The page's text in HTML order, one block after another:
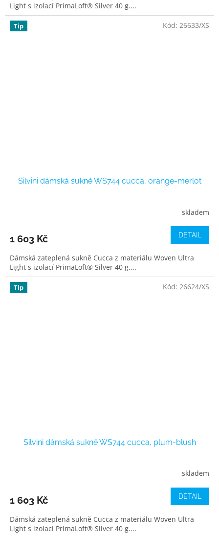
Light s izolací PrimaLoft® Silver 40 g....
Tip
Silvini dámská sukně WS744 cucca, orange-merlot
skladem
1 603 Kč DETAIL
Dámská zateplená sukně Cucca z materiálu Woven Ultra
Light s izolací PrimaLoft® Silver 40 g....
Kód: 26633/XS
Tip
Silvini dámská sukně WS744 cucca, plum-blush
skladem
1 603 Kč DETAIL
Dámská zateplená sukně Cucca z materiálu Woven Ultra
Light s izolací PrimaLoft® Silver 40 g....
Kód: 26624/XS